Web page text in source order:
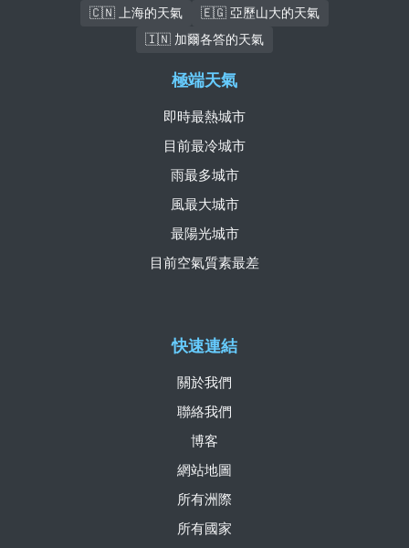
🇨🇳 上海的天氣
🇪🇬 亞歷山大的天氣
🇮🇳 加爾各答的天氣
快速連結
關於我們
聯絡我們
博客
網站地圖
所有洲際
所有國家
極端天氣
即時最熱城市
目前最冷城市
雨最多城市
風最大城市
最陽光城市
目前空氣質素最差